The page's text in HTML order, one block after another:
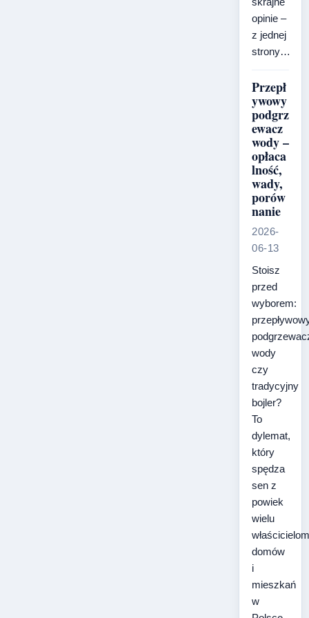
opinie –
z jednej
strony…
Przepł
ywowy
podgrz
ewacz
wody –
opłaca
lność,
wady,
porów
nanie
2026-
06-13
Stoisz
przed
wyborem:
wody
czy
tradycyjny
bojler?
To
dylemat,
który
spędza
sen z
powiek
wielu
właścicielom
domów
i
mieszkań
w